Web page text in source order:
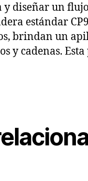
y diseñar un
estándar
brindan un
y cadenas.